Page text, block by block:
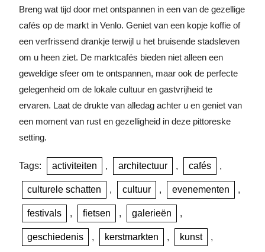
Breng wat tijd door met ontspannen in een van de gezellige
cafés op de markt in Venlo. Geniet van een kopje koffie of
een verfrissend drankje terwijl u het bruisende stadsleven
om u heen ziet. De marktcafés bieden niet alleen een
geweldige sfeer om te ontspannen, maar ook de perfecte
gelegenheid om de lokale cultuur en gastvrijheid te
ervaren. Laat de drukte van alledag achter u en geniet van
een moment van rust en gezelligheid in deze pittoreske
setting.
Tags: activiteiten , architectuur , cafés ,
culturele schatten , cultuur , evenementen ,
festivals , fietsen , galerieën ,
geschiedenis , kerstmarkten , kunst ,